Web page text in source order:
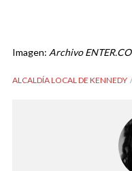
Imagen: Archivo ENTER.CO
ALCALDÍA LOCAL DE KENNEDY